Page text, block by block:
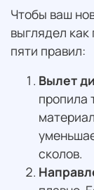
Чтобы ваш
выглядел
пяти правил:
Вылет
пропила
сколов.